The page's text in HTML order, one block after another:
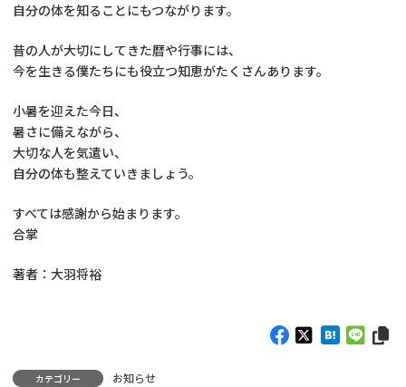
自分の体を知ることにもつながります。
昔の人が大切にしてきた暦や行事には、
今を生きる僕たちにも役立つ知恵がたくさんあります。
小暑を迎えた今日、
暑さに備えながら、
大切な人を気遣い、
自分の体も整えていきましょう。
すべては感謝から始まります。
合掌
著者：大羽将裕
カテゴリー お知らせ